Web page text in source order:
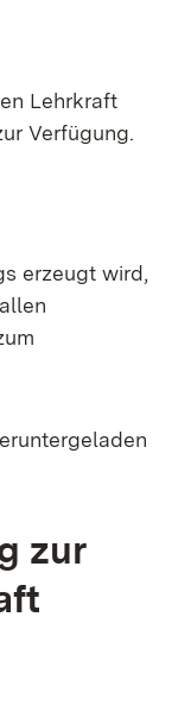
Lehrkraft
Verfügung.
erzeugt wird,
zur